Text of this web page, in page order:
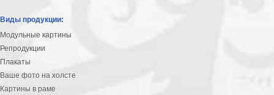
Виды продукции:
Модульные картины
Репродукции
Плакаты
Ваше фото на холсте
Картины в раме